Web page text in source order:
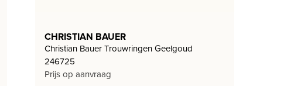
CHRISTIAN BAUER
Christian Bauer Trouwringen Geelgoud
246725
Prijs op aanvraag